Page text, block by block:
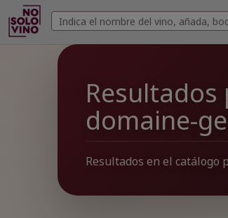
Buscar
vinos
Buscar
domaine-
Resultados en el catálogo